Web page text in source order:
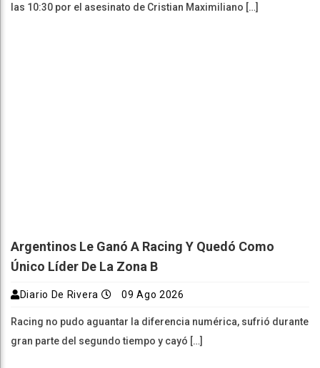
las 10:30 por el asesinato de Cristian Maximiliano […]
Argentinos Le Ganó A Racing Y Quedó Como
Único Líder De La Zona B
Diario De Rivera 09 Ago 2026
Racing no pudo aguantar la diferencia numérica, sufrió durante
gran parte del segundo tiempo y cayó […]